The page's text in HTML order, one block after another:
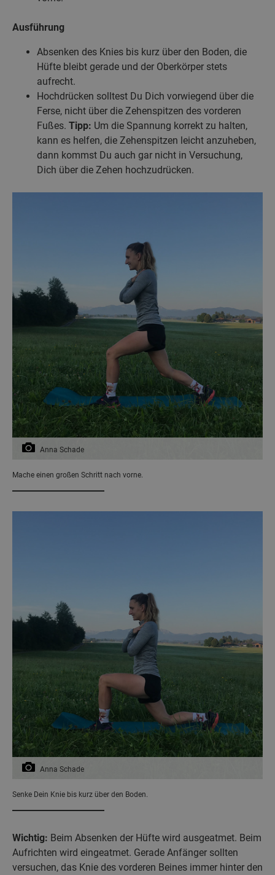
Ausführung
Absenken des Knies bis kurz über den Boden, die
Hüfte bleibt gerade und der Oberkörper stets
aufrecht.
Hochdrücken solltest Du Dich vorwiegend über die
Ferse, nicht über die Zehenspitzen des vorderen
Fußes. Tipp: Um die Spannung korrekt zu halten,
kann es helfen, die Zehenspitzen leicht anzuheben,
dann kommst Du auch gar nicht in Versuchung,
Dich über die Zehen hochzudrücken.
Anna Schade
Mache einen großen Schritt nach vorne.
Anna Schade
Senke Dein Knie bis kurz über den Boden.
Wichtig: Beim Absenken der Hüfte wird ausgeatmet. Beim
Aufrichten wird eingeatmet. Gerade Anfänger sollten
versuchen, das Knie des vorderen Beines immer hinter den